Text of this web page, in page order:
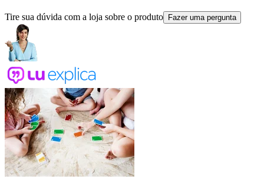
Tire sua dúvida com a loja sobre o produto Fazer uma pergunta